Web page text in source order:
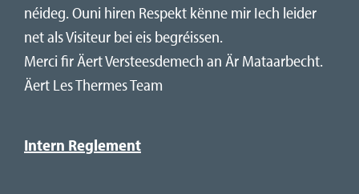
néideg. Ouni hiren Respekt kënne mir Iech leider
net als Visiteur bei eis begréissen.
Merci fir Äert Versteesdemech an Är Mataarbecht.
Äert Les Thermes Team
Intern Reglement